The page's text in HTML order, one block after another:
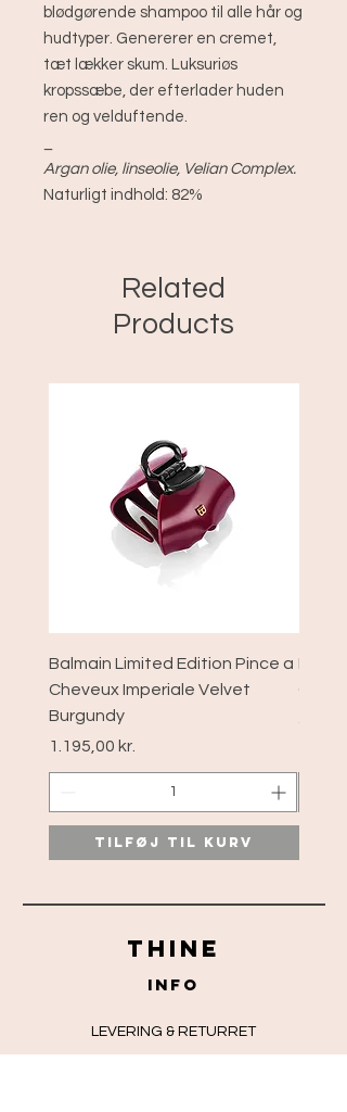
blødgørende shampoo til alle hår og
hudtyper. Genererer en cremet,
tæt lækker skum. Luksuriøs
kropssæbe, der efterlader huden
ren og velduftende.
Argan olie, linseolie, Velian Complex.
Naturligt indhold: 82%
Related
Products
Balmain Limited Edition Pince a
Cheveux Imperiale Velvet
Burgundy
Pris
1.195,00 kr.
Tilføj til kurv
Pris
589,00
THINE
info
LEVERING & RETURRET